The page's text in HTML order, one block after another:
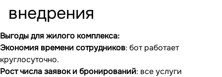
внедрения
Выгоды для жилого комплекса:
Экономия времени сотрудников: бот работает
круглосуточно.
Рост числа заявок и бронирований: все услуги